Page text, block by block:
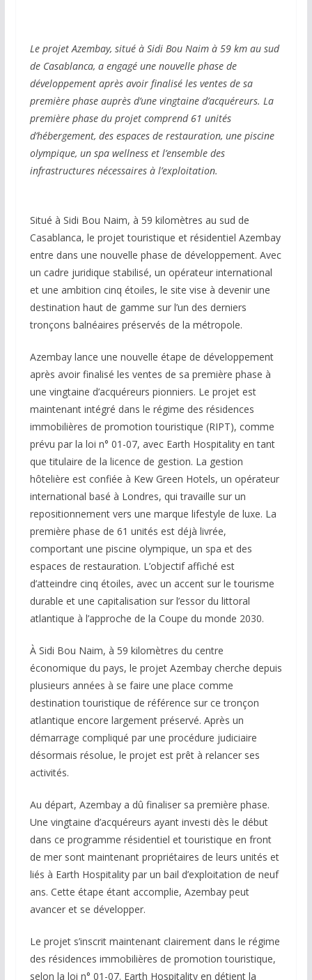
Le projet Azembay, situé à Sidi Bou Naim à 59 km au sud
de Casablanca, a engagé une nouvelle phase de
développement après avoir finalisé les ventes de sa
première phase auprès d’une vingtaine d’acquéreurs. La
première phase du projet comprend 61 unités
d’hébergement, des espaces de restauration, une piscine
olympique, un spa wellness et l’ensemble des
infrastructures nécessaires à l’exploitation.
Situé à Sidi Bou Naim, à 59 kilomètres au sud de
Casablanca, le projet touristique et résidentiel Azembay
entre dans une nouvelle phase de développement. Avec
un cadre juridique stabilisé, un opérateur international
et une ambition cinq étoiles, le site vise à devenir une
destination haut de gamme sur l’un des derniers
tronçons balnéaires préservés de la métropole.
Azembay lance une nouvelle étape de développement
après avoir finalisé les ventes de sa première phase à
une vingtaine d’acquéreurs pionniers. Le projet est
maintenant intégré dans le régime des résidences
immobilières de promotion touristique (RIPT), comme
prévu par la loi n° 01-07, avec Earth Hospitality en tant
que titulaire de la licence de gestion. La gestion
hôtelière est confiée à Kew Green Hotels, un opérateur
international basé à Londres, qui travaille sur un
repositionnement vers une marque lifestyle de luxe. La
première phase de 61 unités est déjà livrée,
comportant une piscine olympique, un spa et des
espaces de restauration. L’objectif affiché est
d’atteindre cinq étoiles, avec un accent sur le tourisme
durable et une capitalisation sur l’essor du littoral
atlantique à l’approche de la Coupe du monde 2030.
À Sidi Bou Naim, à 59 kilomètres du centre
économique du pays, le projet Azembay cherche depuis
plusieurs années à se faire une place comme
destination touristique de référence sur ce tronçon
atlantique encore largement préservé. Après un
démarrage compliqué par une procédure judiciaire
désormais résolue, le projet est prêt à relancer ses
activités.
Au départ, Azembay a dû finaliser sa première phase.
Une vingtaine d’acquéreurs ayant investi dès le début
dans ce programme résidentiel et touristique en front
de mer sont maintenant propriétaires de leurs unités et
liés à Earth Hospitality par un bail d’exploitation de neuf
ans. Cette étape étant accomplie, Azembay peut
avancer et se développer.
Le projet s’inscrit maintenant clairement dans le régime
des résidences immobilières de promotion touristique,
selon la loi n° 01-07. Earth Hospitality en détient la